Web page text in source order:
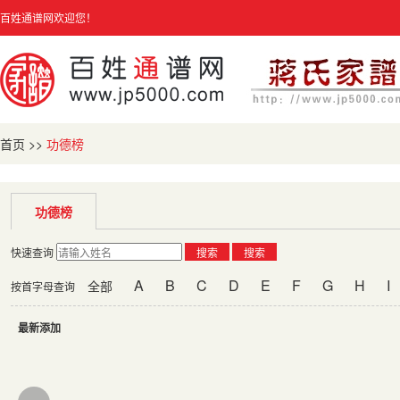
百姓通谱网欢迎您！
首页 >> 功德榜
功德榜
快速查询 搜索 搜索
按首字母查询 全部 A B C D E F G H I
最新添加